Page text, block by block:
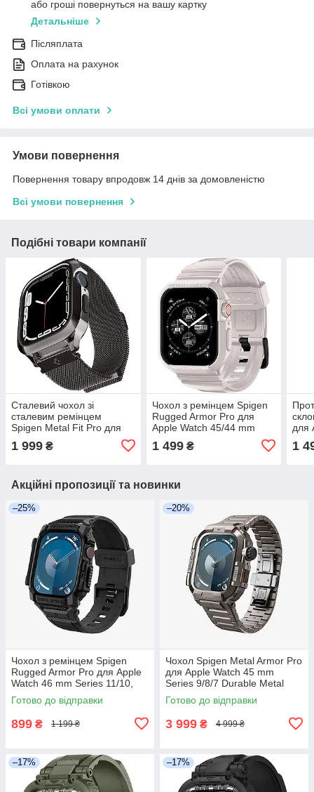
або гроші повернуться на вашу картку
Детальніше
Післяплата
Оплата на рахунок
Готівкою
Всі умови оплати
Умови повернення
Повернення товару впродовж 14 днів за домовленістю
Всі умови повернення
Подібні товари компанії
Сталевий чохол зі
сталевим ремінцем
Spigen Metal Fit Pro для
Apple Watch 44/45 Series
9/8/7/6/5/4/SE2/SE
1 999 ₴
Чохол з ремінцем Spigen
Rugged Armor Pro для
Apple Watch 45/44 mm
Series 9/8/7/6/SE/5/4, Dune
Beige
1 499₴
для
1
Акційні пропозиції та новинки
–25%
Чохол з ремінцем Spigen
Rugged Armor Pro для Apple
Watch 46 mm Series 11/10,
Чорний (ACS08604)
Готово до відправки
899 ₴ 1 199 ₴
–20%
Чохол Spigen Metal Armor Pro
для Apple Watch 45 mm
Series 9/8/7 Durable Metal
Gunmetal
Готово до відправки
3 999 ₴ 4 999 ₴
–17% –17%